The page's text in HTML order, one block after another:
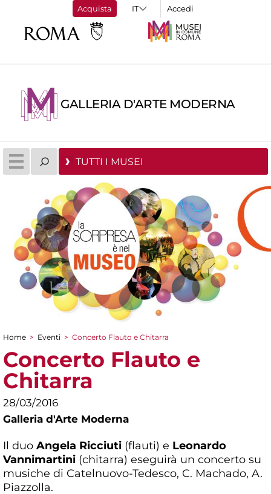
Acquista Accedi
GALLERIA D'ARTE MODERNA
TUTTI I MUSEI
Tu sei qui
Home > Eventi > Concerto Flauto e Chitarra
Concerto Flauto e
Chitarra
28/03/2016
Galleria d'Arte Moderna
Il duo Angela Ricciuti (flauti) e Leonardo
Vannimartini (chitarra) eseguirà un concerto su
musiche di Catelnuovo-Tedesco, C. Machado, A.
Piazzolla.